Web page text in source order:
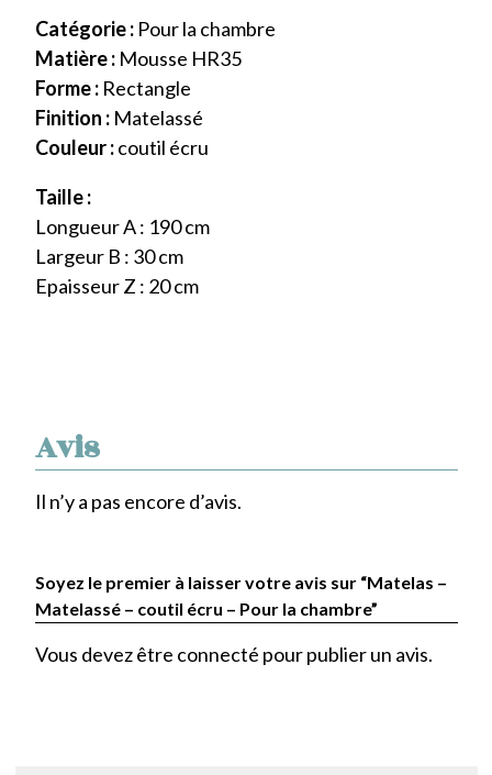
Avis
Il n’y a pas encore d’avis.
Soyez le premier à laisser votre avis sur “Matelas –
Matelassé – coutil écru – Pour la chambre”
Vous devez être connecté pour publier un avis.
Catégorie : Pour la chambre
Matière : Mousse HR35
Forme : Rectangle
Finition : Matelassé
Couleur :coutil écru
Taille :
Longueur A : 190 cm
Largeur B : 30 cm
Epaisseur Z : 20 cm